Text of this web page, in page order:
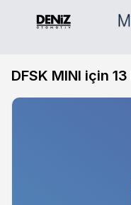
DFSK MINI için 13